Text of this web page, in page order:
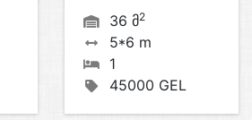
36 მ2
5*6 m
1
45000 GEL